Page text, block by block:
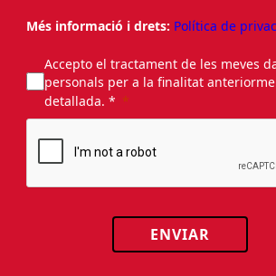
Més informació i drets: Política de
Accepto el tractament de les meves
personals per a la finalitat
detallada. *
ENVIAR